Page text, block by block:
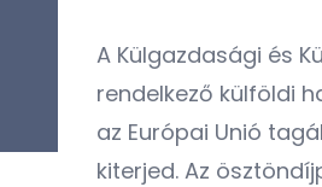
A Külgazdasági és
rendelkező külföldi
az Európai Unió
kiterjed. Az